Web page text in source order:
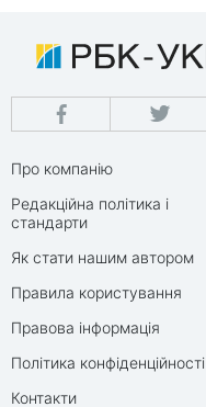
Про компанію
Редакційна політика і
стандарти
Як стати нашим автором
Правила користування
Правова інформація
Політика конфіденційності
Контакти